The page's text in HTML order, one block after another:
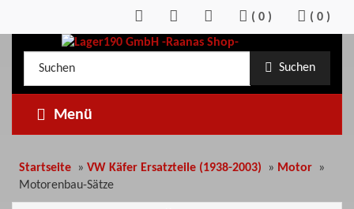
( 0 ) ( 0 )
Shop
Suchen
Menü
Startseite » VW Käfer Ersatzteile (1938-2003) » Motor »
Motorenbau-Sätze